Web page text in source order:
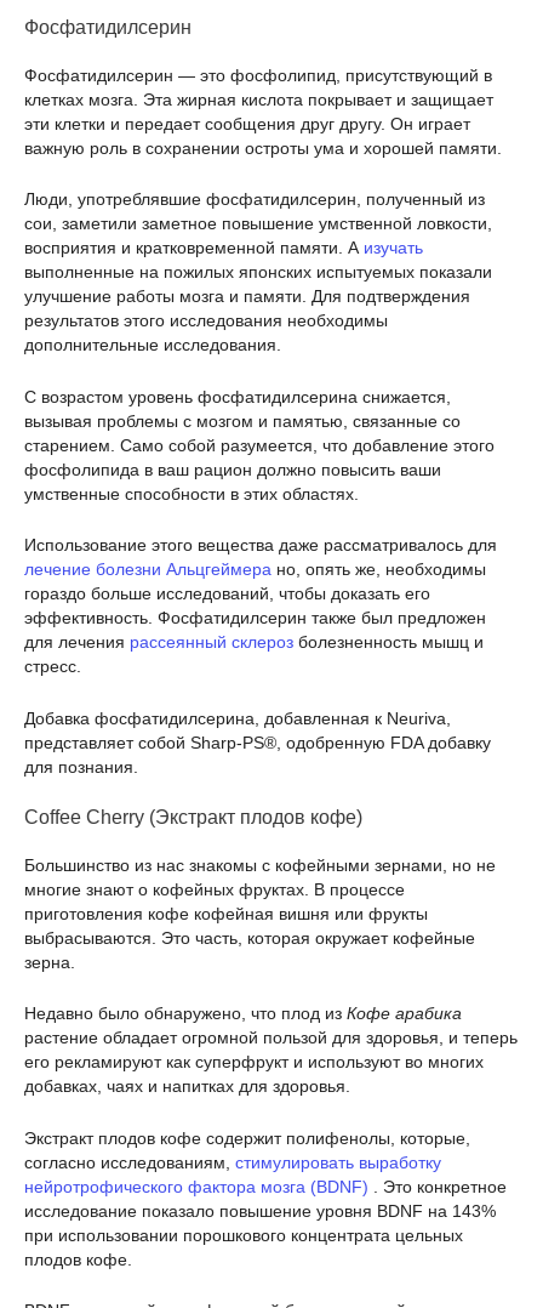
Фосфатидилсерин
Фосфатидилсерин — это фосфолипид, присутствующий в
клетках мозга. Эта жирная кислота покрывает и защищает
эти клетки и передает сообщения друг другу. Он играет
важную роль в сохранении остроты ума и хорошей памяти.
Люди, употреблявшие фосфатидилсерин, полученный из
сои, заметили заметное повышение умственной ловкости,
восприятия и кратковременной памяти. Аизучать
выполненные на пожилых японских испытуемых показали
улучшение работы мозга и памяти. Для подтверждения
результатов этого исследования необходимы
дополнительные исследования.
С возрастом уровень фосфатидилсерина снижается,
вызывая проблемы с мозгом и памятью, связанные со
старением. Само собой разумеется, что добавление этого
фосфолипида в ваш рацион должно повысить ваши
умственные способности в этих областях.
Использование этого вещества даже рассматривалось для
лечение болезни Альцгеймера но, опять же, необходимы
гораздо больше исследований, чтобы доказать его
эффективность. Фосфатидилсерин также был предложен
для лечения рассеянный склероз болезненность мышц и
стресс.
Добавка фосфатидилсерина, добавленная к Neuriva,
представляет собой Sharp-PS®, одобренную FDA добавку
для познания.
Coffee Cherry (Экстракт плодов кофе)
Большинство из нас знакомы с кофейными зернами, но не
многие знают о кофейных фруктах. В процессе
приготовления кофе кофейная вишня или фрукты
выбрасываются. Это часть, которая окружает кофейные
зерна.
Недавно было обнаружено, что плод из Кофе арабика
растение обладает огромной пользой для здоровья, и теперь
его рекламируют как суперфрукт и используют во многих
добавках, чаях и напитках для здоровья.
Экстракт плодов кофе содержит полифенолы, которые,
согласно исследованиям, стимулировать выработку
нейротрофического фактора мозга (BDNF) . Это конкретное
исследование показало повышение уровня BDNF на 143%
при использовании порошкового концентрата цельных
плодов кофе.